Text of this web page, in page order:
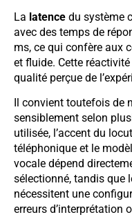
La latence du système
avec des temps de
ms, ce qui confère aux
et fluide. Cette
qualité perçue de
Il convient toutefois de
sensiblement selon
utilisée, l’accent du
téléphonique et le
vocale dépend
sélectionné, tandis que
nécessitent une
erreurs d’interprétation